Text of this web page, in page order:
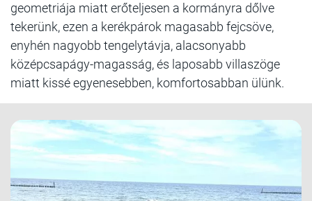
geometriája miatt erőteljesen a kormányra dőlve
tekerünk, ezen a kerékpárok magasabb fejcsöve,
enyhén nagyobb tengelytávja, alacsonyabb
középcsapágy-magasság, és laposabb villaszöge
miatt kissé egyenesebben, komfortosabban ülünk.